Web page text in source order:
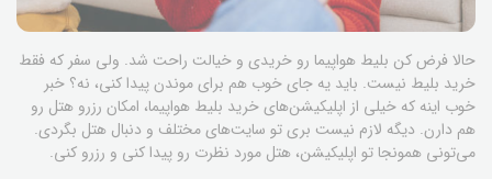
حالا فرض کن بلیط هواپیما رو خریدی و خیالت راحت شد. ولی سفر که فقط
خرید بلیط نیست. باید یه جای خوب هم برای موندن پیدا کنی، نه؟ خبر
خوب اینه که خیلی از اپلیکیشن‌های خرید بلیط هواپیما، امکان رزرو هتل رو
هم دارن. دیگه لازم نیست بری تو سایت‌های مختلف و دنبال هتل بگردی.
می‌تونی همونجا تو اپلیکیشن، هتل مورد نظرت رو پیدا کنی و رزرو کنی.